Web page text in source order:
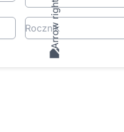
Rocznik